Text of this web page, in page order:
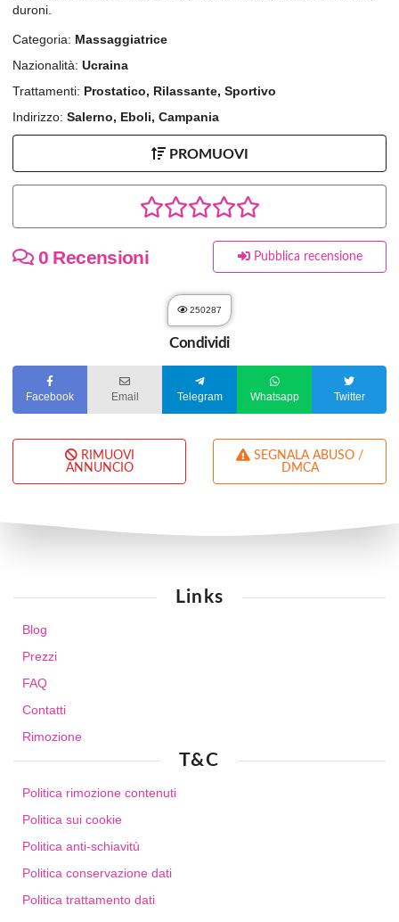
duroni.
Categoria: Massaggiatrice
Nazionalità: Ucraina
Trattamenti: Prostatico, Rilassante, Sportivo
Indirizzo: Salerno, Eboli, Campania
PROMUOVI
0 Recensioni Pubblica recensione
250287
Condividi
Facebook Email Telegram Whatsapp Twitter
RIMUOVI
ANNUNCIO
DMCA
Links
Blog
Prezzi
FAQ
Contatti
Rimozione
T&C
Politica rimozione contenuti
Politica sui cookie
Politica anti-schiavitù
Politica conservazione dati
Politica trattamento dati